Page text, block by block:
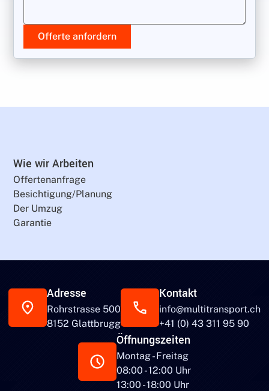
Offerte anfordern
Wie wir Arbeiten
Offertenanfrage
Besichtigung/Planung
Der Umzug
Garantie
Adresse
Rohrstrasse 500
8152 Glattbrugg
Kontakt
info@multitransport.ch
+41 (0) 43 311 95 90
Öffnungszeiten
Montag - Freitag
08:00 - 12:00 Uhr
13:00 - 18:00 Uhr